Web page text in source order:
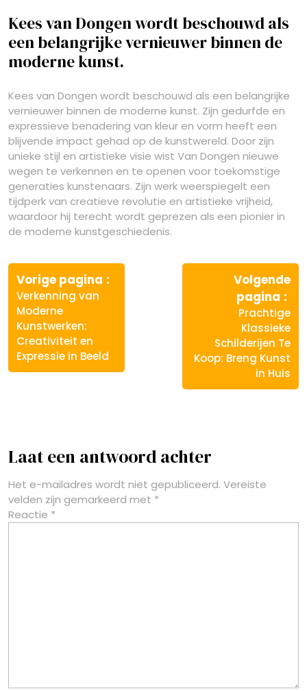
Kees van Dongen wordt beschouwd als
een belangrijke vernieuwer binnen de
moderne kunst.
Kees van Dongen wordt beschouwd als een belangrijke
vernieuwer binnen de moderne kunst. Zijn gedurfde en
expressieve benadering van kleur en vorm heeft een
blijvende impact gehad op de kunstwereld. Door zijn
unieke stijl en artistieke visie wist Van Dongen nieuwe
wegen te verkennen en te openen voor toekomstige
generaties kunstenaars. Zijn werk weerspiegelt een
tijdperk van creatieve revolutie en artistieke vrijheid,
waardoor hij terecht wordt geprezen als een pionier in
de moderne kunstgeschiedenis.
Berichtnavigatie
Vorige pagina
Verkenning van
Moderne
Kunstwerken:
Creativiteit en
Expressie in Beeld
Volgende
pagina
Prachtige
Klassieke
Schilderijen Te
Koop: Breng Kunst
in Huis
Laat een antwoord achter
Het e-mailadres wordt niet gepubliceerd. Vereiste
velden zijn gemarkeerd met *
Reactie *